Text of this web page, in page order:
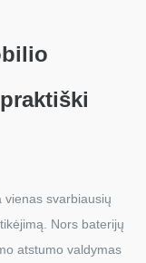
vienas svarbiausių
Nors baterijų
atstumo valdymas